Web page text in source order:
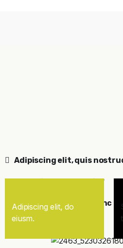
Adipiscing elit, quis
Lorem ipsum dolor sit?
Porta fringilla quis nunc
Adipiscing elit, do
eiusm.